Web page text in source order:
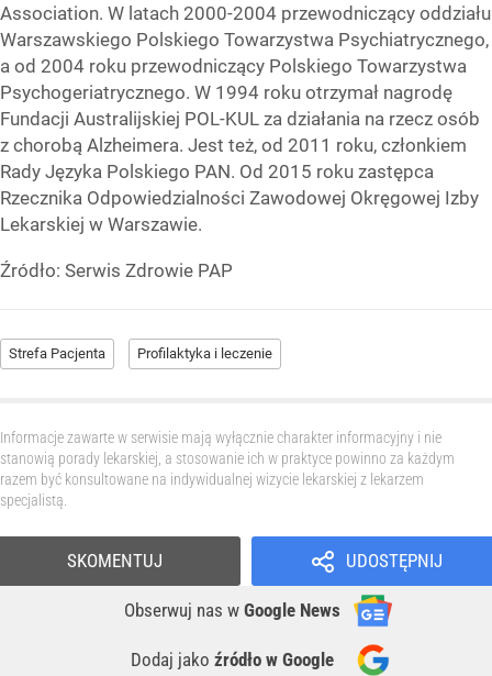
Association. W latach 2000-2004 przewodniczący oddziału
Warszawskiego Polskiego Towarzystwa Psychiatrycznego,
a od 2004 roku przewodniczący Polskiego Towarzystwa
Psychogeriatrycznego. W 1994 roku otrzymał nagrodę
Fundacji Australijskiej POL-KUL za działania na rzecz osób
z chorobą Alzheimera. Jest też, od 2011 roku, członkiem
Rady Języka Polskiego PAN. Od 2015 roku zastępca
Rzecznika Odpowiedzialności Zawodowej Okręgowej Izby
Lekarskiej w Warszawie.
Źródło: Serwis Zdrowie PAP
Strefa Pacjenta Profilaktyka i leczenie
Informacje zawarte w serwisie mają wyłącznie charakter informacyjny i nie
stanowią porady lekarskiej, a stosowanie ich w praktyce powinno za każdym
razem być konsultowane na indywidualnej wizycie lekarskiej z lekarzem
specjalistą.
UDOSTĘPNIJ
Obserwuj nas w Google News
Dodaj jako źródło w Google
SKOMENTUJ